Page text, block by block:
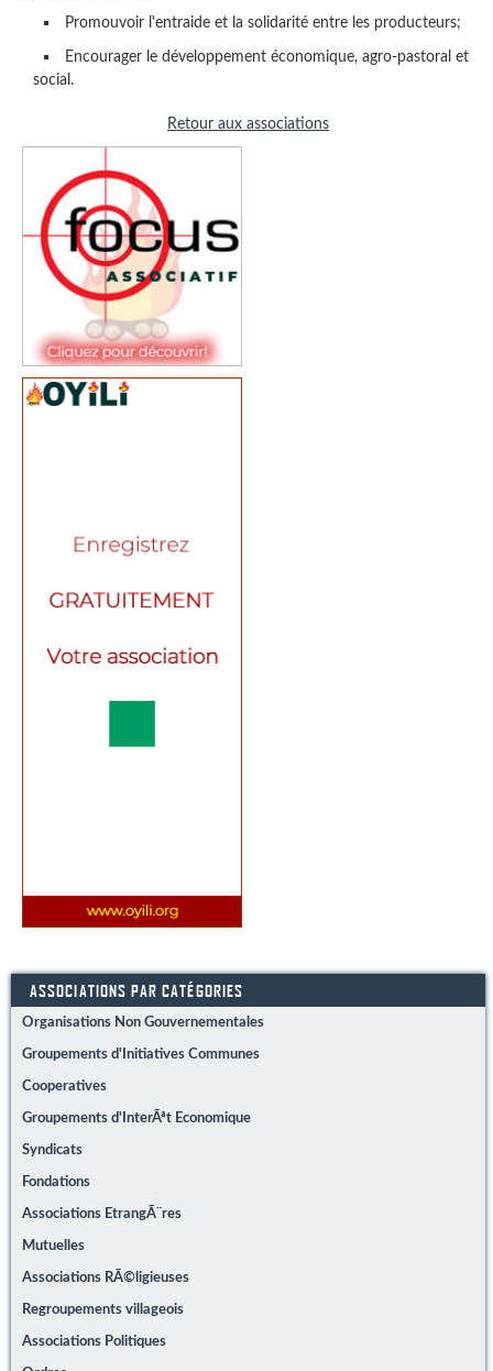
Promouvoir l'entraide et la solidarité entre les producteurs;
Encourager le développement économique, agro-pastoral et
social.
Retour aux associations
ASSOCIATIONS PAR CATÉGORIES
Organisations Non Gouvernementales
Groupements d'Initiatives Communes
Cooperatives
Groupements d'InterÃªt Economique
Syndicats
Fondations
Associations EtrangÃ¨res
Mutuelles
Associations RÃ©ligieuses
Regroupements villageois
Associations Politiques